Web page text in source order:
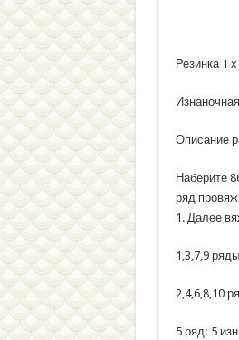
Резинка 1
Описание
Наберите
ряд
1. Далее
1,3,7,9
2,4,6,8,10
5 ряд: 5